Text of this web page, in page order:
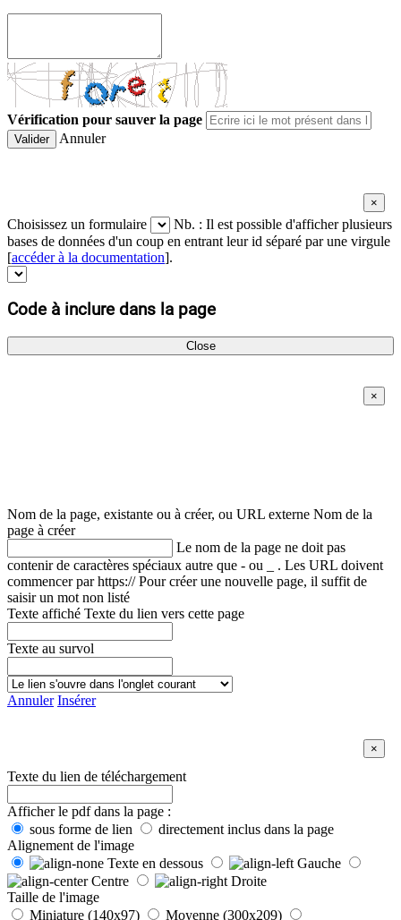
Vérification pour sauver la page
Valider Annuler
Choisissez un formulaire
Nb. : Il est possible d'afficher plusieurs
bases de données d'un coup en entrant leur id séparé par une virgule
[accéder à la documentation].
Code à inclure dans la page
Close
Nom de la page, existante ou à créer, ou URL externe Nom de la
page à créer
Le nom de la page ne doit pas
contenir de caractères spéciaux autre que - ou _ . Les URL doivent
commencer par https:// Pour créer une nouvelle page, il suffit de
saisir un mot non listé
Texte affiché Texte du lien vers cette page
Texte au survol
Annuler Insérer
Texte du lien de téléchargement
Afficher le pdf dans la page :
sous forme de lien
directement inclus dans la page
Alignement de l'image
Texte en dessous
Gauche
Centre
Droite
Taille de l'image
Miniature (140x97)
Moyenne (300x209)